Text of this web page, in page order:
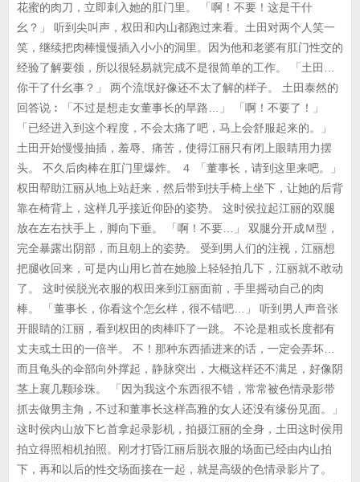
花蜜的肉刀，立即刺入她的肛门里。 「啊！不要！这是干什
幺？」 听到尖叫声，权田和内山都跑过来看。土田对两个人笑一
笑，继续把肉棒慢慢插入小小的洞里。因为他和老婆有肛门性交的
经验了解要领，所以很轻易就完成不是很简单的工作。 「土田…
你干了什幺事？」 两个流氓好像还不太了解的样子。 土田泰然的
回答说︰「不过是想走女董事长的旱路…」 「啊！不要了！」
「已经进入到这个程度，不会太痛了吧，马上会舒服起来的。」
土田开始慢慢抽插，羞辱、痛苦，使得江丽只有闭上眼睛用力摆
头。 不久后肉棒在肛门里爆炸。 ４ 「董事长，请到这里来吧。」
权田帮助江丽从地上站赶来，然后带到扶手椅上坐下，让她的后背
靠在椅背上，这样几乎接近仰卧的姿势。 这时侯拉起江丽的双腿
放在左右扶手上，脚向下垂。 「啊！不要…」 双腿分开成Ｍ型，
完全暴露出阴部，而且朝上的姿势。 受到男人们的注视，江丽想
把腿收回来，可是内山用匕首在她脸上轻轻拍几下，江丽就不敢动
了。 这时侯脱光衣服的权田来到江丽面前，手里摇动自己的肉
棒。 「董事长，你看这个怎幺样，很不错吧…」 听到男人声音张
开眼睛的江丽，看到权田的肉棒吓了一跳。 不论是粗或长度都有
丈夫或土田的一倍半。 不！那种东西插进来的话，一定会弄坏…
而且龟头的伞部向外撑起，静脉突出，大概这样还不满足，好像阴
茎上襄几颗珍珠。 「因为我这个东西很不错，常常被色情录影带
抓去做男主角，不过和董事长这样高雅的女人还没有缘份见面。」
这时侯内山放下匕首拿起录影机，拍摄江丽的全身，土田这时侯用
拍立得照相机拍照。刚才打昏江丽后脱衣服的场面已经由内山拍
下，再和以后的性交场面接在一起，就是高级的色情录影片了。